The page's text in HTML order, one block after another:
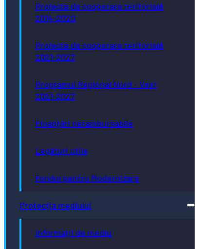
Proiecte de cooperare teritorială
2014-2020
Proiecte de cooperare teritorială
2021-2027
Programul Regional Nord - Vest
2021-2027
Finanțări nerambursabile
Legături utile
Fondul pentru Modernizare
Protecția mediului
Informații de mediu